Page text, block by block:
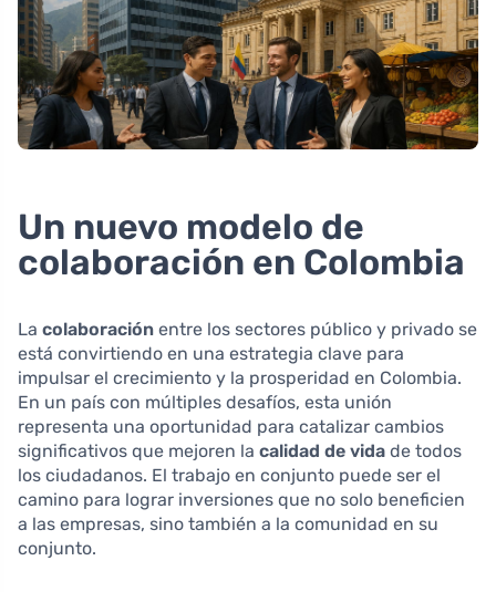
Un nuevo modelo de
colaboración en Colombia
La colaboración entre los sectores público y privado se
está convirtiendo en una estrategia clave para
impulsar el crecimiento y la prosperidad en Colombia.
En un país con múltiples desafíos, esta unión
representa una oportunidad para catalizar cambios
significativos que mejoren la calidad de vida de todos
los ciudadanos. El trabajo en conjunto puede ser el
camino para lograr inversiones que no solo beneficien
a las empresas, sino también a la comunidad en su
conjunto.